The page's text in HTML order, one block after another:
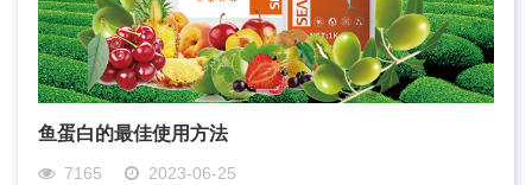
鱼蛋白的最佳使用方法
7165 2023-06-25